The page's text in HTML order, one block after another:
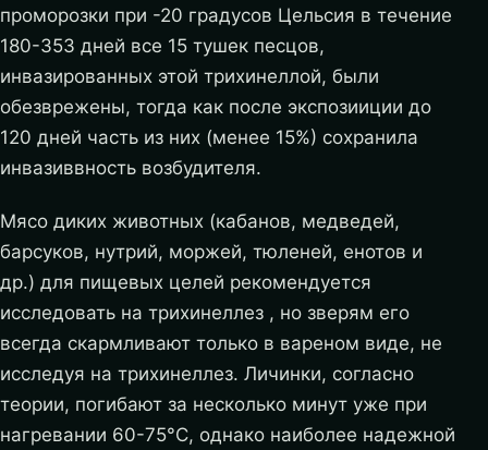
проморозки при -20 градусов Цельсия в течение
180-353 дней все 15 тушек песцов,
инвазированных этой трихинеллой, были
обезврежены, тогда как после экспозииции до
120 дней часть из них (менее 15%) сохранила
инвазиввность возбудителя.
Мясо диких животных (кабанов, медведей,
барсуков, нутрий, моржей, тюленей, енотов и
др.) для пищевых целей рекомендуется
исследовать на трихинеллез , но зверям его
всегда скармливают только в вареном виде, не
исследуя на трихинеллез. Личинки, согласно
теории, погибают за несколько минут уже при
нагревании 60-75°C, однако наиболее надежной